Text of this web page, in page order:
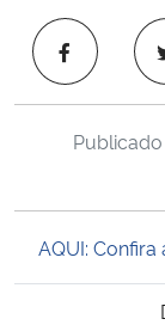
Ministério da Cidadania
Ministério da Saúde
Ministério de Minas e
Ministério da Ciência,
AQUI: